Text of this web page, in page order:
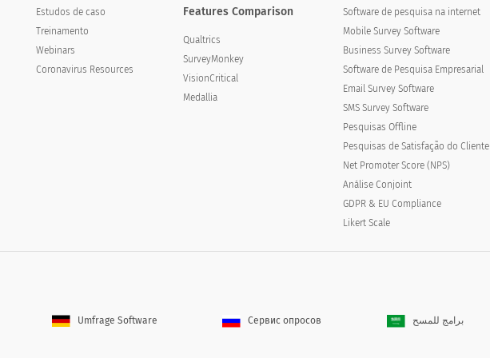
ao posto de gasolina de ir para a maioria das vezes?
to get to the gas station you go to most often?
Estudos de caso
Treinamento
Webinars
Coronavirus Resources
Features Comparison
Qualtrics
SurveyMonkey
VisionCritical
Medallia
Software de pesquisa na internet
Mobile Survey Software
Business Survey Software
Software de Pesquisa Empresarial
Email Survey Software
SMS Survey Software
Pesquisas Offline
Pesquisas de Satisfação do Cliente
Net Promoter Score (NPS)
Análise Conjoint
GDPR & EU Compliance
Likert Scale
Umfrage Software Сервис опросов برامج للمسح